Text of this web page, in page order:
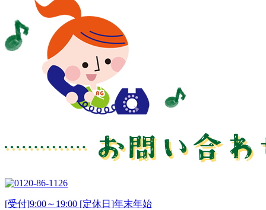
[受付]9:00～19:00 [定休日]年末年始